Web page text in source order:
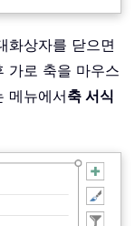
화상자를 닫으면
가로 축을 마우스
메뉴에서축 서식